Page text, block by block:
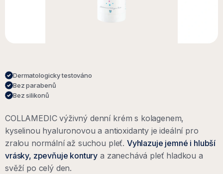
Dermatologicky testováno
Bez parabenů
Bez silikonů
COLLAMEDIC výživný denní krém s kolagenem,
kyselinou hyaluronovou a antioxidanty je ideální pro
zralou normální až suchou pleť. Vyhlazuje jemné i hlubší
vrásky, zpevňuje kontury a zanechává pleť hladkou a
svěží po celý den.